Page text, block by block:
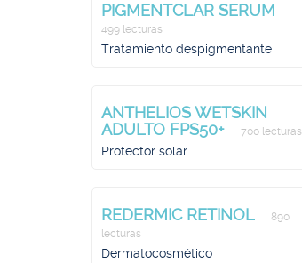
PIGMENTCLAR SERUM
499 lecturas
Tratamiento despigmentante
ANTHELIOS WETSKIN
ADULTO FPS50+
700 lecturas
Protector solar
REDERMIC RETINOL
890
lecturas
Dermatocosmético